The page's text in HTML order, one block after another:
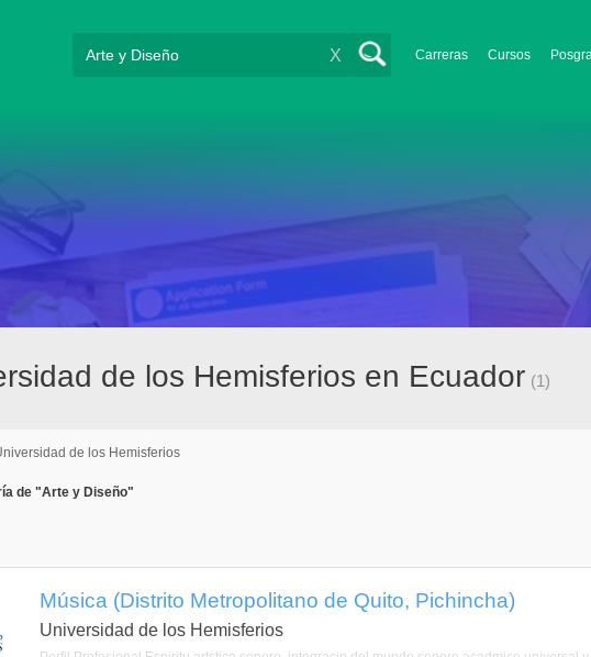
Carreras Cursos
X
de los Hemisferios en Ecuador (1)
de los Hemisferios
de "Arte y Diseño"
Música (Distrito Metropolitano de Quito, Pichincha)
Universidad de los Hemisferios